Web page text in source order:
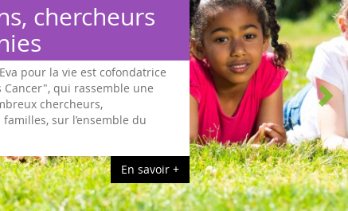
Des hommes et femmes
politiques s’engagent
Sous l'impulsion d'Eva pour la vie et d'associations engagées en
faveur d'une loi pour les enfants malades, un travail de fond
sur les cancers pédiatriques a été effectué dès fin 2015, jusqu'à
mai 2017, à l'Assemblée Nationale, après le re...
En savoir